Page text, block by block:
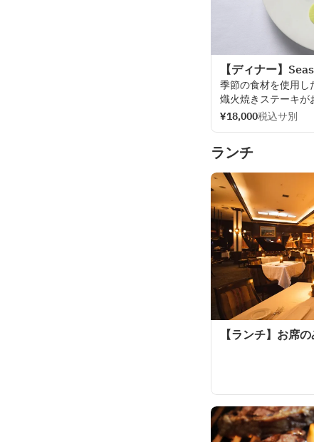
【ディナー】
季節の食材を使用し
熾火焼き ステーキが
¥18,000税込サ別
ランチ
【ランチ】お席